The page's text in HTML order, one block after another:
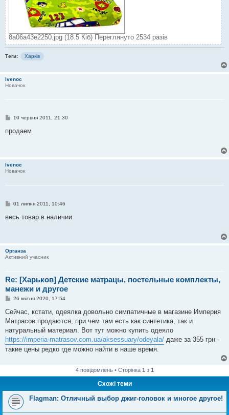
8a06a43e2250.jpg (18.5 Кіб) Переглянуто 2534 разів
Теги: Харків
lvenoc
Новачок
П
в
л
е
н
я
10 червня 2011, 21:30
продаем
lvenoc
Новачок
П
в
е
н
01 липня 2011, 10:46
весь товар в наличии
Органза
Активний учасник
Re: [Харьков] Детские матрацы, постельные комплекты,
манежи и другое
П
в
д
о
л
е
н
26 квітня 2020, 17:54
Сейчас, кстати, одеялка довольно симпатичные в магазине Империя
Матрасов продаются, при чем там есть как синтетика, так и
натуральный материал. Вот тут можно купить одеяло
https://imperia-matrasov.com.ua/aksessuary/odeyala/ даже за 355 грн -
такие цены редко где можно найти в наше время.
4 повідомлень • Сторінка 1 з 1
Схожі теми
Flagman: Отличный выбор джиг-головок и многое другое!